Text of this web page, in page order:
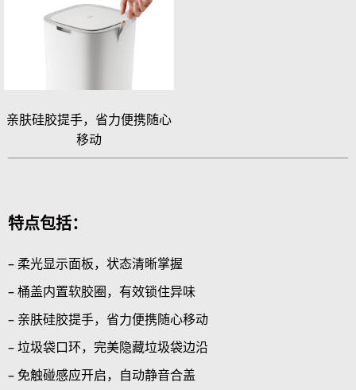
亲肤硅胶提手，省力便携随心
移动
特点包括：
– 柔光显示面板，状态清晰掌握
– 桶盖内置软胶圈，有效锁住异味
– 亲肤硅胶提手，省力便携随心移动
– 垃圾袋口环，完美隐藏垃圾袋边沿
– 免触碰感应开启，自动静音合盖